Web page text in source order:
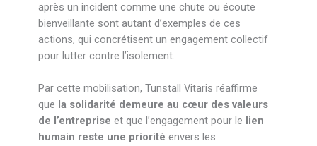
après un incident comme une chute ou écoute
bienveillante sont autant d’exemples de ces
actions, qui concrétisent un engagement collectif
pour lutter contre l’isolement.
Par cette mobilisation, Tunstall Vitaris réaffirme
que la solidarité demeure au cœur des valeurs
de l’entreprise et que l’engagement pour le lien
humain reste une priorité envers les